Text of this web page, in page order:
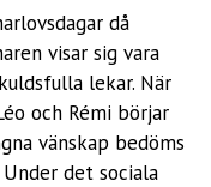
då
visar sig vara
lekar. När
och Rémi börjar
vänskap bedöms
det sociala